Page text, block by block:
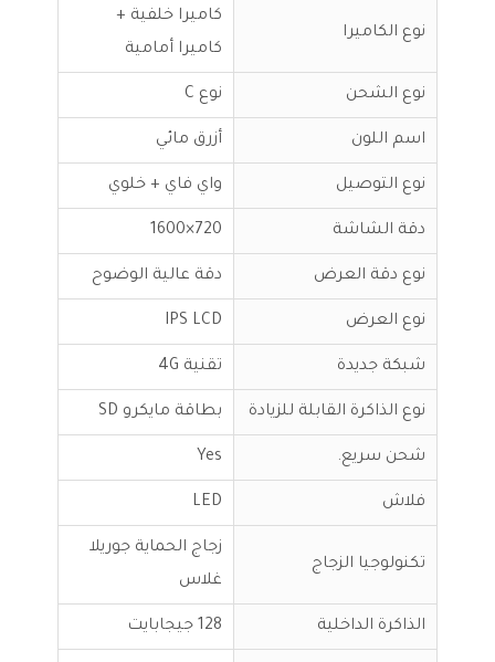
نوع الكاميرا
كاميرا خلفية +
كاميرا أمامية
نوع الشحن نوع C
اسم اللون أزرق مائي
نوع التوصيل واي فاي + خلوي
دقة الشاشة 720×1600
نوع دقة العرض دقة عالية الوضوح
نوع العرض IPS LCD
شبكة جديدة تقنية 4G
نوع الذاكرة القابلة للزيادة بطاقة مايكرو SD
شحن سريع. Yes
فلاش LED
تكنولوجيا الزجاج
زجاج الحماية جوريلا
غلاس
الذاكرة الداخلية 128 جيجابايت